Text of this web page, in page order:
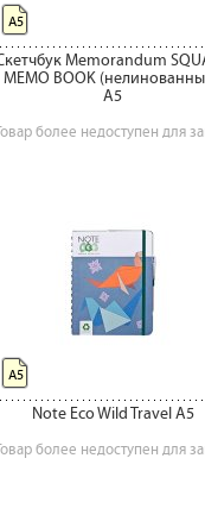
Memorandum
MEMO BOOK
A5
более недоступен для
А5
Note Eco Wild Travel A5
более недоступен для
А5